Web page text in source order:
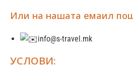
Или на нашата емаил
info@s-travel.mk
УСЛОВИ: